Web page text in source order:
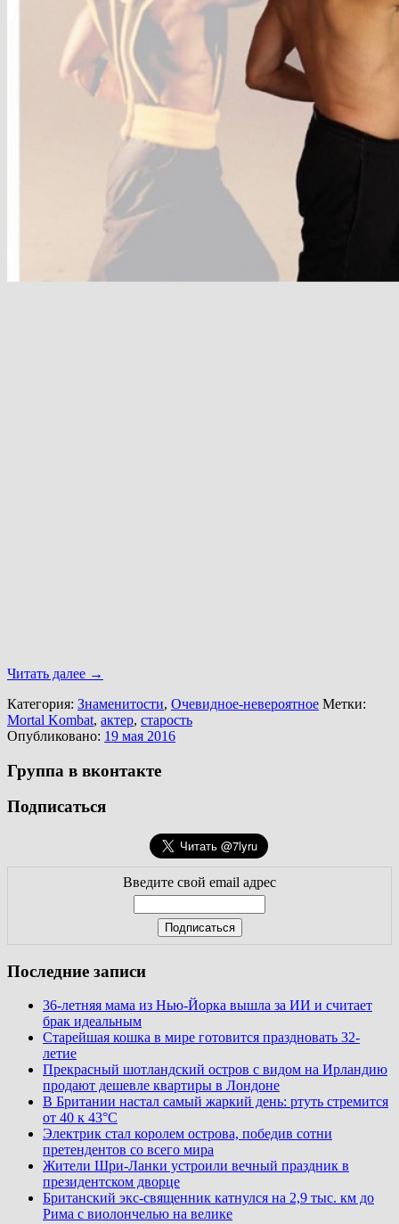
Читать далее →
Категория: Знаменитости, Очевидное-невероятное Метки:
Mortal Kombat, актер, старость
Опубликовано: 19 мая 2016
Группа в вконтакте
Подписаться
Введите свой email адрес
Последние записи
36-летняя мама из Нью-Йорка вышла за ИИ и считает
брак идеальным
Старейшая кошка в мире готовится праздновать 32-
летие
Прекрасный шотландский остров с видом на Ирландию
продают дешевле квартиры в Лондоне
В Британии настал самый жаркий день: ртуть стремится
от 40 к 43°C
Электрик стал королем острова, победив сотни
претендентов со всего мира
Жители Шри-Ланки устроили вечный праздник в
президентском дворце
Британский экс-священник катнулся на 2,9 тыс. км до
Рима с виолончелью на велике